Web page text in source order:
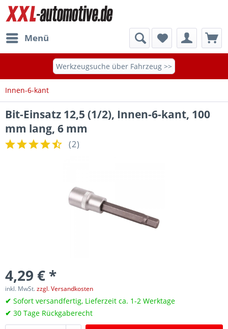
Menü
Werkzeugsuche über Fahrzeug >>
Innen-6-kant
Bit-Einsatz 12,5 (1/2), Innen-6-kant, 100
mm lang, 6 mm
(2)
4,29 € *
inkl. MwSt.zzgl. Versandkosten
✔ Sofort versandfertig, Lieferzeit ca. 1-2 Werktage
✔ 30 Tage Rückgaberecht